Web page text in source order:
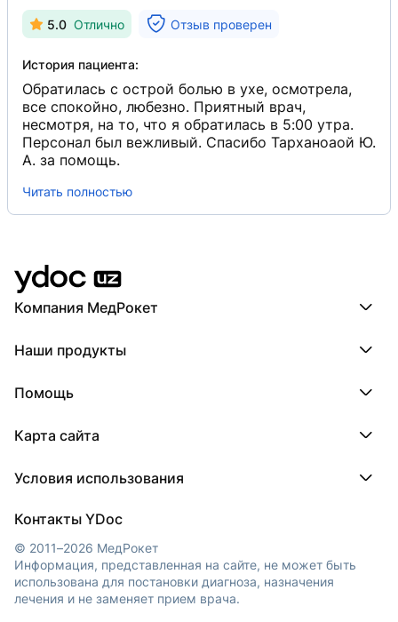
5.0 Отлично Отзыв проверен
История пациента:
Обратилась с острой болью в ухе, осмотрела,
все спокойно, любезно. Приятный врач,
несмотря, на то, что я обратилась в 5:00 утра.
Персонал был вежливый. Спасибо Тарханоаой Ю.
А. за помощь.
Читать полностью
Компания МедРокет
О YDoc
Наши продукты
ПроТаблетки
МедТочка
Помощь
Регистрация врача
Карта сайта
Регионы
Клиники
Условия использования
Обработка персональных данных
Контакты YDoc
© 2011–2026 МедРокет
Информация, представленная на сайте, не может быть
использована для постановки диагноза, назначения
лечения и не заменяет прием врача.